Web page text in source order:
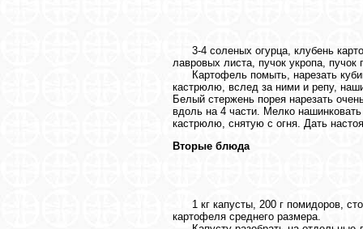
3-4 соленых огурца, клубень
лавровых листа, пучок укропа, пучок
Картофель помыть, нарезать
кастрюлю, вслед за ними и репу,
Белый стержень порея нарезать
вдоль на 4 части. Мелко
кастрюлю, снятую с огня. Дать
Вторые блюда
1 кг капусты, 200 г помидоров,
картофеля среднего размера.